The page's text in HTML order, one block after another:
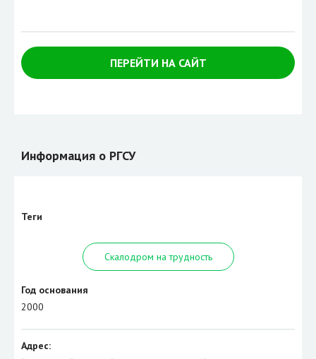
ПЕРЕЙТИ НА САЙТ
Информация о РГСУ
Теги
Скалодром на трудность
Год основания
2000
Адрес: